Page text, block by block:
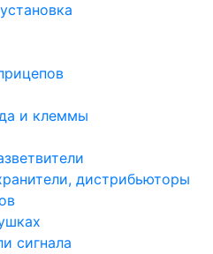
и клеммы
дистрибьюторы
сигнала